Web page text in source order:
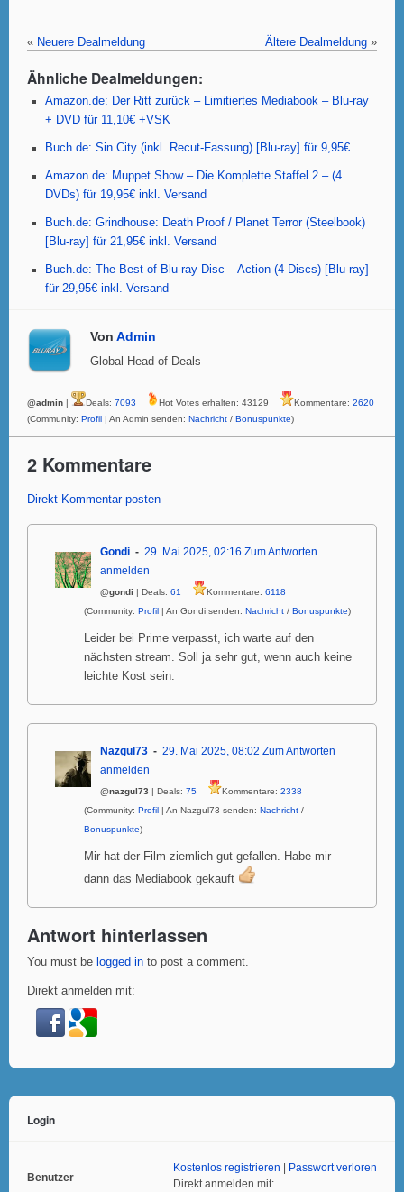
c
e
b
o
o
k
er s
A
p
st
ail ail
« Neuere Dealmeldung Ältere Dealmeldung »
Ähnliche Dealmeldungen:
Amazon.de: Der Ritt zurück – Limitiertes Mediabook – Blu-ray
+ DVD für 11,10€ +VSK
Buch.de: Sin City (inkl. Recut-Fassung) [Blu-ray] für 9,95€
Amazon.de: Muppet Show – Die Komplette Staffel 2 – (4
DVDs) für 19,95€ inkl. Versand
Buch.de: Grindhouse: Death Proof / Planet Terror (Steelbook)
[Blu-ray] für 21,95€ inkl. Versand
Buch.de: The Best of Blu-ray Disc – Action (4 Discs) [Blu-ray]
für 29,95€ inkl. Versand
Von Admin
Global Head of Deals
@admin | Deals: 7093 Hot Votes erhalten: 43129 Kommentare: 2620
(Community: Profil | An Admin senden: Nachricht / Bonuspunkte)
2 Kommentare
Direkt Kommentar posten
Gondi 29. Mai 2025, 02:16 Zum Antworten
anmelden
@gondi | Deals: 61 Kommentare: 6118
(Community: Profil | An Gondi senden: Nachricht / Bonuspunkte)
Leider bei Prime verpasst, ich warte auf den
nächsten stream. Soll ja sehr gut, wenn auch keine
leichte Kost sein.
Nazgul73 29. Mai 2025, 08:02 Zum Antworten
anmelden
@nazgul73 | Deals: 75 Kommentare: 2338
(Community: Profil | An Nazgul73 senden: Nachricht /
Bonuspunkte)
Mir hat der Film ziemlich gut gefallen. Habe mir
dann das Mediabook gekauft
Antwort hinterlassen
You must be logged in to post a comment.
Direkt anmelden mit:
Login
Benutzer
Kostenlos registrieren | Passwort verloren
Direkt anmelden mit: